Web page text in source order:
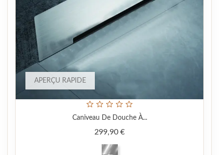
APERÇU RAPIDE
Caniveau De Douche À...
299,90 €Prix